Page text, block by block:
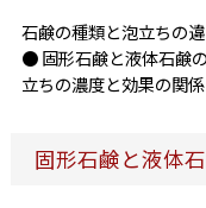
石鹸の種類と泡立ちの
● 固形石鹸と液体石鹸
立ちの濃度と効果の関
固形石鹸と液体